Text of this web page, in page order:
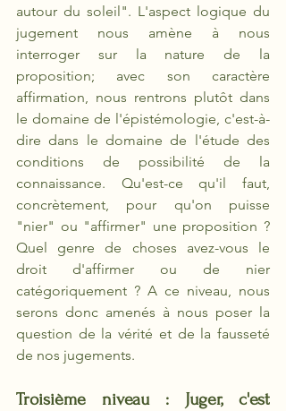
autour du soleil". L'aspect logique du
jugement nous amène à nous
interroger sur la nature de la
proposition; avec son caractère
affirmation, nous rentrons plutôt dans
le domaine de l'épistémologie, c'est-à-
dire dans le domaine de l'étude des
conditions de possibilité de la
connaissance. Qu'est-ce qu'il faut,
concrètement, pour qu'on puisse
"nier" ou "affirmer" une proposition ?
Quel genre de choses avez-vous le
droit d'affirmer ou de nier
catégoriquement ? A ce niveau, nous
serons donc amenés à nous poser la
question de la vérité et de la fausseté
de nos jugements.
Troisième niveau : Juger, c'est